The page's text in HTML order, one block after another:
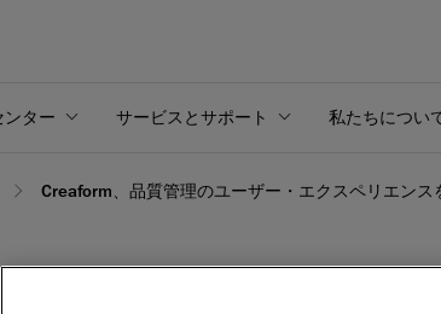
ンター サービスとサポート 私たちについ
Creaform、品質管理のユーザー・エクスペリエンス